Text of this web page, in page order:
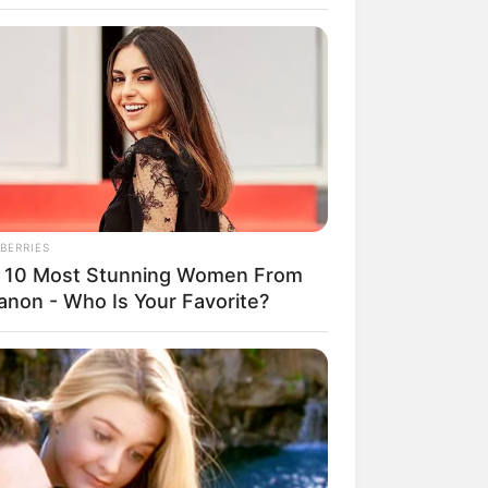
Musik, Markttreiben
Most Stunning Women From
- Who Is Your Favorite?